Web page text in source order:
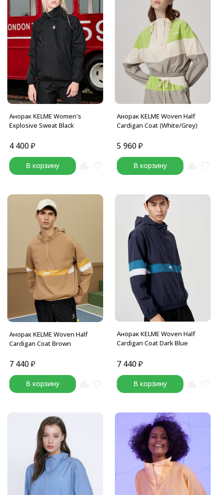
Анорак KELME Women's
Explosive Sweat Black
4 400₽
В корзину
Анорак KELME Woven Half
Cardigan Coat (White/Grey)
5 960₽
В корзину
Анорак KELME Woven Half
Cardigan Coat Brown
7 440₽
В корзину
Анорак KELME Woven Half
Cardigan Coat Dark Blue
7 440₽
В корзину